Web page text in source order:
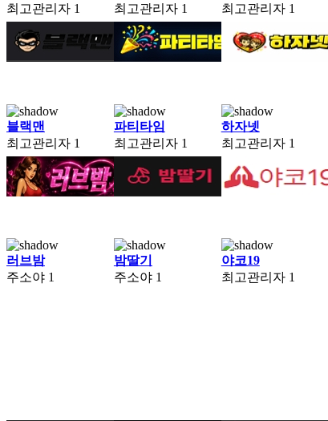
최고관리자 1
최고관리자 1
최고관리자 1
블랙맨
최고관리자 1
파티타임
최고관리자 1
하자넷
최고관리자 1
러브밤
주소야 1
밤딸기
주소야 1
야코19
최고관리자 1